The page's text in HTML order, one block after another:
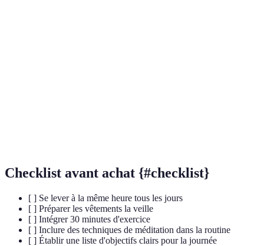
Checklist avant achat {#checklist}
[ ] Se lever à la même heure tous les jours
[ ] Préparer les vêtements la veille
[ ] Intégrer 30 minutes d'exercice
[ ] Inclure des techniques de méditation dans la routine
[ ] Établir une liste d'objectifs clairs pour la journée